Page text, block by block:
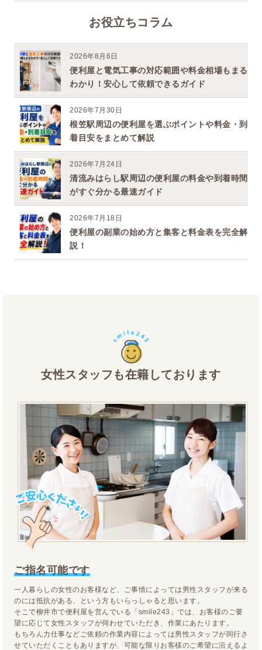
お役立ちコラム
2026年8月6日
便利屋と電気工事の対応範囲や料金相場もまる
わかり！安心して依頼できるガイド
2026年7月30日
根笠駅周辺の便利屋を選ぶポイントや料金・到
着目安をまとめて解説
2026年7月24日
清流みはらし駅周辺の便利屋の料金や到着時間
がすぐ分かる最速ガイド
2026年7月18日
便利屋の副業の始め方と集客と料金表を完全解
説！
女性スタッフも在籍しております
ご指名可能です
一人暮らしの女性のお客様など、ご事情によっては男性スタッフが来る
のには抵抗がある、という方もいらっしゃると思います。
そこで柳井市で便利屋を営んでいる「smile243」では、お客様のご要
望に応じて女性スタッフが伺わせていただき、作業にあたります。
もちろん力仕事などご依頼の作業内容によっては男性スタッフが同行さ
せていただくこともありますが、可能な限りお客様のご希望に沿えるよ